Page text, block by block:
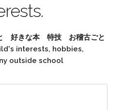
好きな本 特技 お稽古ごと
interests, hobbies,
outside school